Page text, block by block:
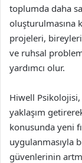
toplumda daha
oluşturulmasına
projeleri,
ve ruhsal
yardımcı olur.
Hiwell
yaklaşım
konusunda yeni
uygulanmasıyla
güvenlerinin